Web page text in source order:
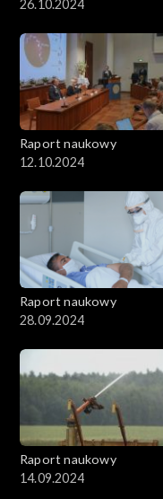
26.10.2024
Raport naukowy
12.10.2024
Raport naukowy
28.09.2024
Raport naukowy
14.09.2024